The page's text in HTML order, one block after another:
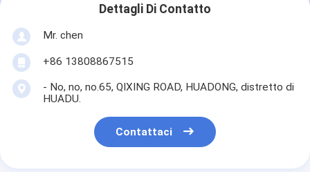
Dettagli Di Contatto
Mr. chen
+86 13808867515
- No, no, no.65, QIXING ROAD, HUADONG, distretto di
HUADU.
Contattaci